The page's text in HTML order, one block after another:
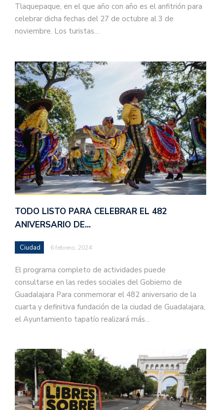
Tlaquepaque, en el que año con año es el anfitrión para
celebrar dicha fechas del 27 de octubre al 3 de
noviembre. Los turistas…
TODO LISTO PARA CELEBRAR EL 482
ANIVERSARIO DE…
Ciudad 6 febrero, 2024
El programa completo de actividades puede
consultarse en las redes sociales del Gobierno de
Guadalajara Para conmemorar el 482 aniversario de la
cuarta y definitiva fundación de la ciudad de Guadalajara,
el Ayuntamiento tapatío realizará más…